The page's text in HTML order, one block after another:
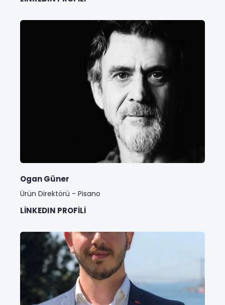
Ogan Güner
Ürün Direktörü - Pisano
LINKEDIN PROFILI